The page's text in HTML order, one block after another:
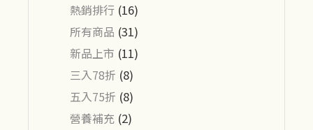
熱銷排行 (16)
所有商品 (31)
新品上市 (11)
三入78折 (8)
五入75折 (8)
營養補充 (2)